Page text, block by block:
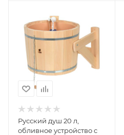
Русский душ 20 л,
обливное устройство c